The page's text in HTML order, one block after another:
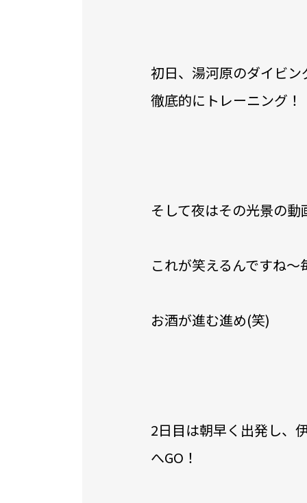
初日、湯河原のダイビ
徹底的にトレーニング！
そして夜はその光景の動
これが笑えるんですね〜
お酒が進む進め(笑)
2日目は朝早く出発し、
へGO！